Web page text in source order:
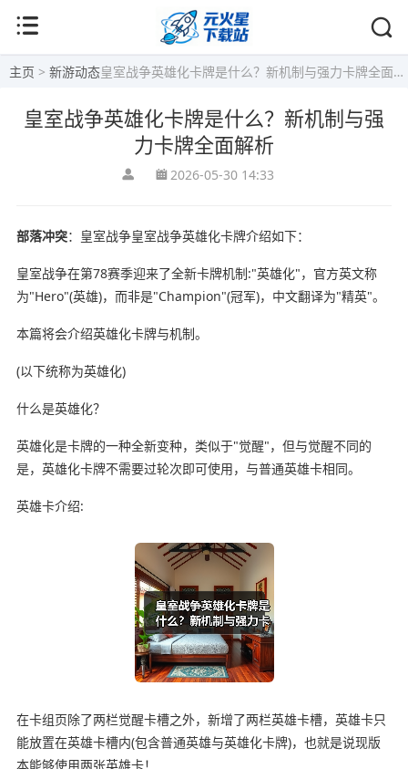
主页 > 新游动态皇室战争英雄化卡牌是什么？新机制与强力卡牌全面解析
皇室战争英雄化卡牌是什么？新机制与强
力卡牌全面解析
2026-05-30 14:33
部落冲突：皇室战争皇室战争英雄化卡牌介绍如下：
皇室战争在第78赛季迎来了全新卡牌机制:"英雄化"，官方英文称
为"Hero"(英雄)，而非是"Champion"(冠军)，中文翻译为"精英"。
本篇将会介绍英雄化卡牌与机制。
(以下统称为英雄化)
什么是英雄化？
英雄化是卡牌的一种全新变种，类似于"觉醒"，但与觉醒不同的
是，英雄化卡牌不需要过轮次即可使用，与普通英雄卡相同。
英雄卡介绍:
在卡组页除了两栏觉醒卡槽之外，新增了两栏英雄卡槽，英雄卡只
能放置在英雄卡槽内(包含普通英雄与英雄化卡牌)，也就是说现版
本能够使用两张英雄卡！